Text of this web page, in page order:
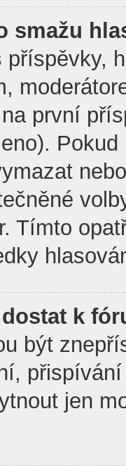
smažu
první
Tímto
k
být
jen